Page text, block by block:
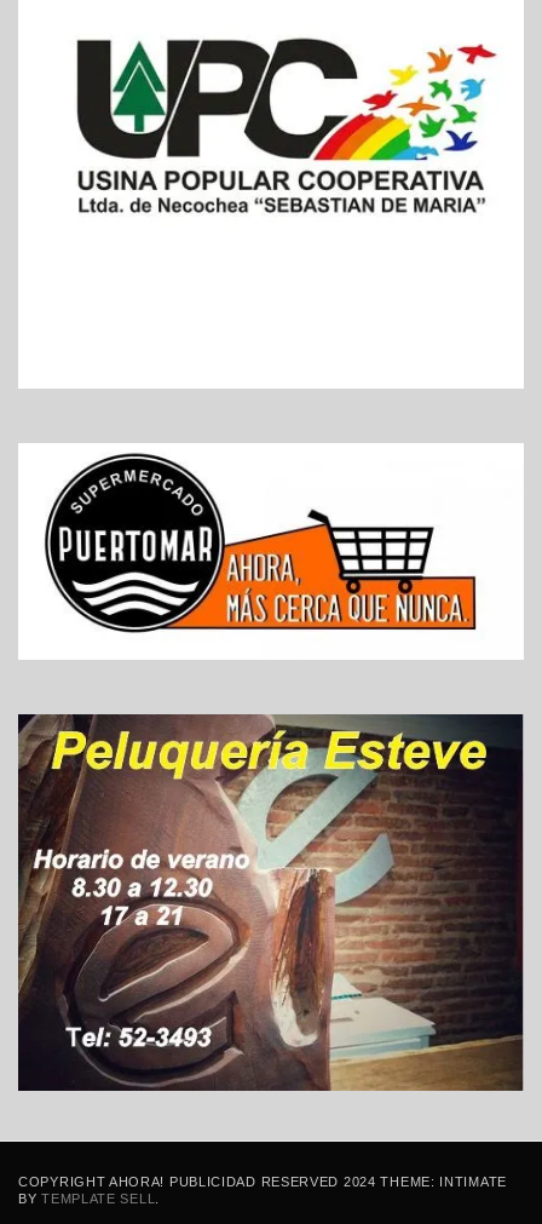
COPYRIGHT AHORA! PUBLICIDAD RESERVED 2024 THEME: INTIMATE
BYTEMPLATE SELL